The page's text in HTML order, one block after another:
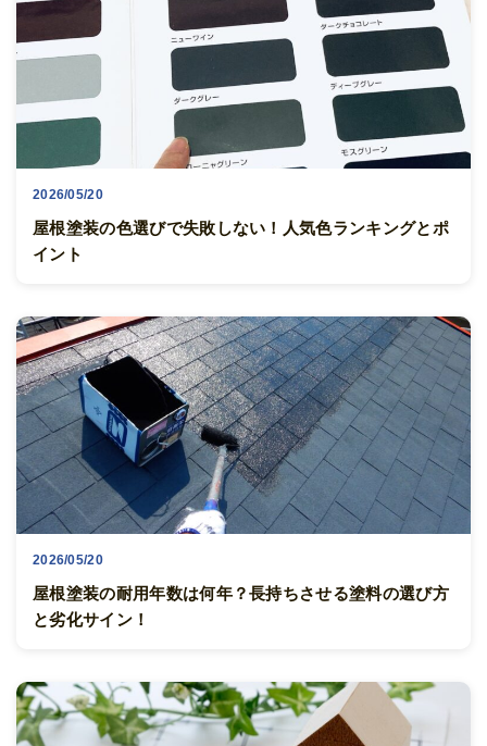
2026/05/20
屋根塗装の色選びで失敗しない！人気色ランキングとポ
イント
2026/05/20
屋根塗装の耐用年数は何年？長持ちさせる塗料の選び方
と劣化サイン！